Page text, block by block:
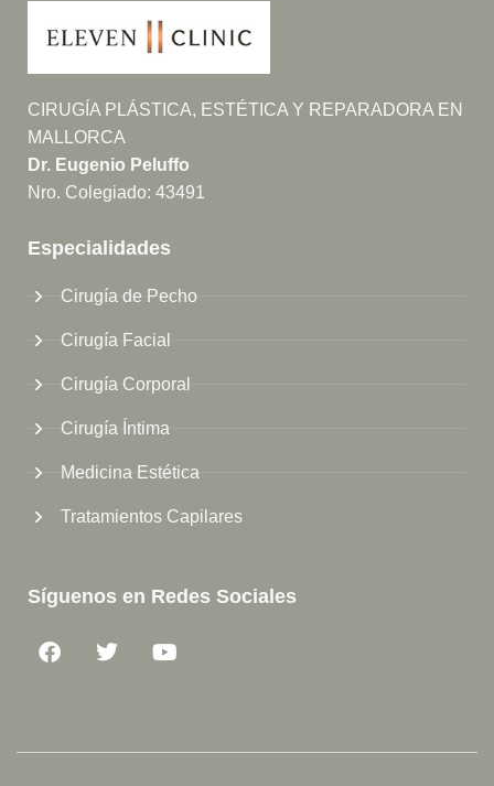
CIRUGÍA PLÁSTICA, ESTÉTICA Y REPARADORA EN
MALLORCA
Dr. Eugenio Peluffo
Nro. Colegiado: 43491
Especialidades
Cirugía de Pecho
Cirugía Facial
Cirugía Corporal
Cirugía Íntima
Medicina Estética
Tratamientos Capilares
Síguenos en Redes Sociales